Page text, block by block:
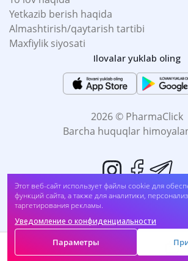
Этот веб-сайт использует файлы cookie для
функций сайта, а также для аналитики,
таргетирования рекламы.
Уведомление о конфиденциальности
Параметры
Yetkazib berish haqida
Almashtirish/qaytarish tartibi
Maxfiylik siyosati
Ilovalar yuklab oling
2026 © PharmaClick
Barcha huquqlar